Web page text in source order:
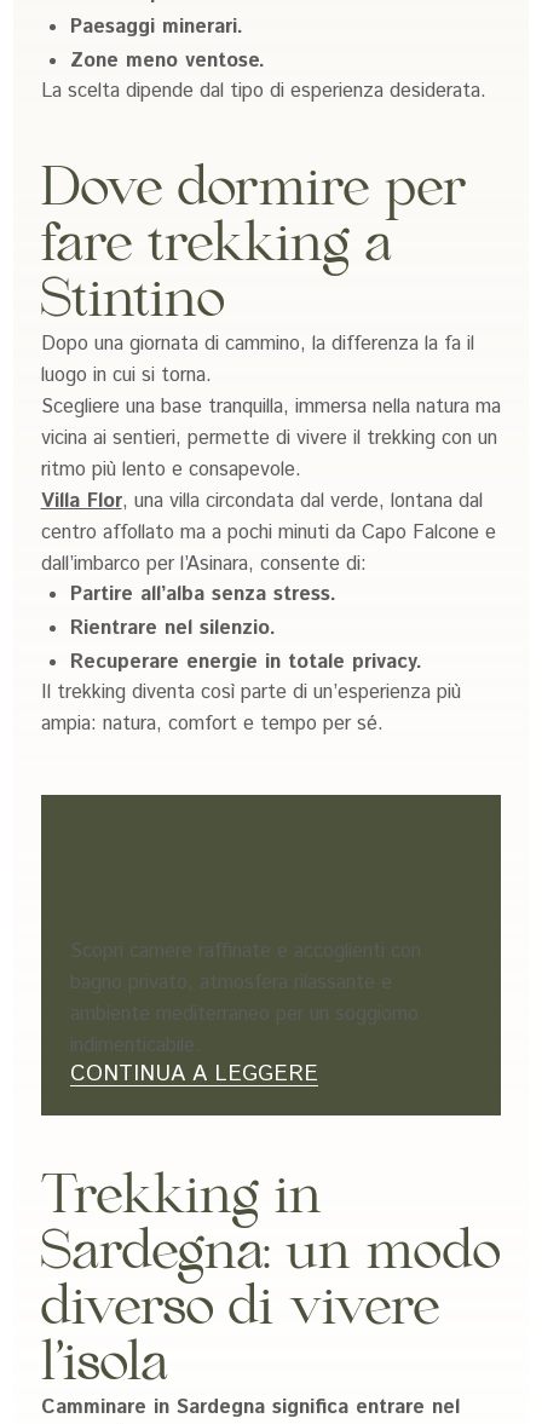
Paesaggi minerari.
Zone meno ventose.
La scelta dipende dal tipo di esperienza desiderata.
Dove dormire per
fare trekking a
Stintino
Dopo una giornata di cammino, la differenza la fa il
luogo in cui si torna.
Scegliere una base tranquilla, immersa nella natura ma
vicina ai sentieri, permette di vivere il trekking con un
ritmo più lento e consapevole.
Villa Flor, una villa circondata dal verde, lontana dal
centro affollato ma a pochi minuti da Capo Falcone e
dall’imbarco per l’Asinara, consente di:
Partire all’alba senza stress.
Rientrare nel silenzio.
Recuperare energie in totale privacy.
Il trekking diventa così parte di un’esperienza più
ampia: natura, comfort e tempo per sé.
Scopri camere raffinate e accoglienti con
bagno privato, atmosfera rilassante e
ambiente mediterraneo per un soggiorno
indimenticabile.
CONTINUA A LEGGERE
Trekking in
Sardegna: un modo
diverso di vivere
l’isola
Camminare in Sardegna significa entrare nel